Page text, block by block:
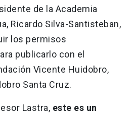
de la Academia
Ricardo Silva-Santisteban,
los permisos
publicarlo con el
Vicente Huidobro,
Santa Cruz.
Lastra, este es un